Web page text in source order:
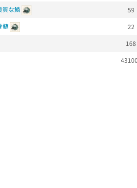
質な鱗
59
髄
22
168